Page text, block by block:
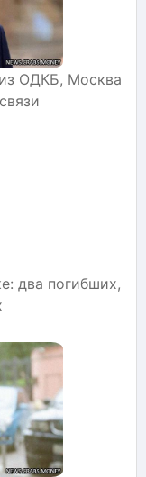
ОДКБ, Москва
два погибших,